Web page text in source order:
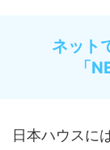
ネット
「
日本ハウスに